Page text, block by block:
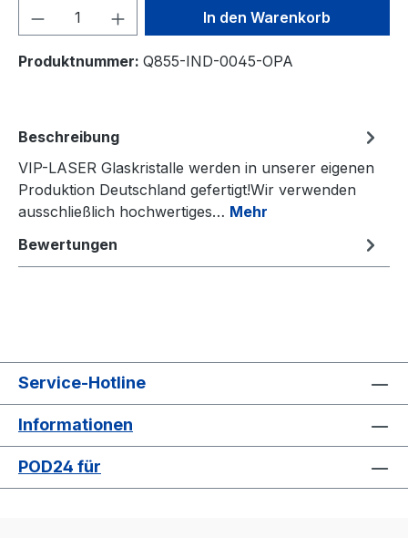
Produkt Anzahl: Gib denIn den Warenkorb
Produktnummer: Q855-IND-0045-OPA
Beschreibung
VIP-LASER Glaskristalle werden in unserer eigenen
Produktion Deutschland gefertigt!Wir verwenden
ausschließlich hochwertiges… Mehr
Bewertungen
Service-Hotline
Informationen
POD24 für